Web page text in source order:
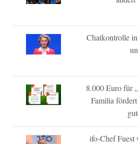
Chatkontrolle
8.000 Euro für
Familia
ifo-Chef Fuest